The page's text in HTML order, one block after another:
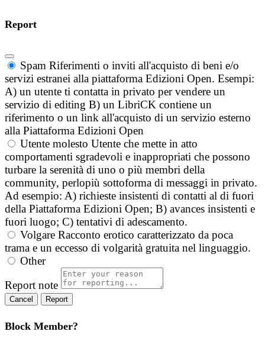
Report
Spam Riferimenti o inviti all'acquisto di beni e/o
servizi estranei alla piattaforma Edizioni Open. Esempi:
A) un utente ti contatta in privato per vendere un
servizio di editing B) un LibriCK contiene un
riferimento o un link all'acquisto di un servizio esterno
alla Piattaforma Edizioni Open
Utente molesto Utente che mette in atto
comportamenti sgradevoli e inappropriati che possono
turbare la serenità di uno o più membri della
community, perlopiù sottoforma di messaggi in privato.
Ad esempio: A) richieste insistenti di contatti al di fuori
della Piattaforma Edizioni Open; B) avances insistenti e
fuori luogo; C) tentativi di adescamento.
Volgare Racconto erotico caratterizzato da poca
trama e un eccesso di volgarità gratuita nel linguaggio.
Other
Report note
Report
Block Member?